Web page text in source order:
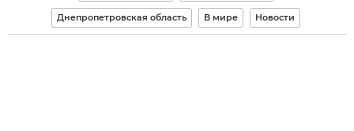
Днепропетровская область В мире Новости